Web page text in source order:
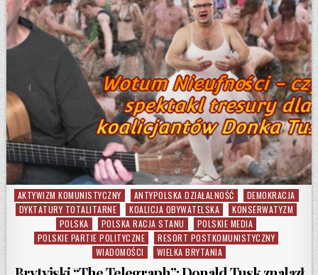
Posted in
AKTYWIZM KOMUNISTYCZNY ANTYPOLSKA DZIAŁALNOŚĆ
DEMOKRACJA
DYKTATURY TOTALITARNE
KOALICJA OBYWATELSKA
KONSERWATYZM
POLSKA
POLSKA RACJA STANU
POLSKIE MEDIA
POLSKIE PARTIE POLITYCZNE
RESORT POSTKOMUNISTYCZNY
WIADOMOŚCI
WIELKA BRYTANIA